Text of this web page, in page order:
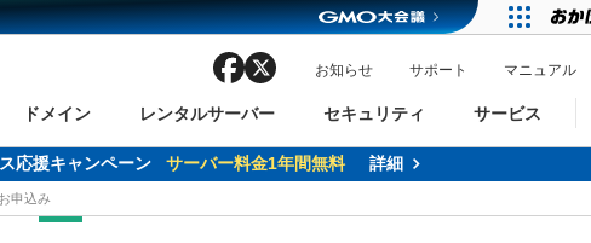
ドメイン レンタルサーバー セキュリティ サービス
facebook お知らせ サポート マニュアル
おすすめ One レンタルサーバーを含む最新の機能を使う方
おすすめ One レンタルサーバーを含む最新の機能を使う方
応援キャンペーン サーバー料金1年間無料 詳細
申込み